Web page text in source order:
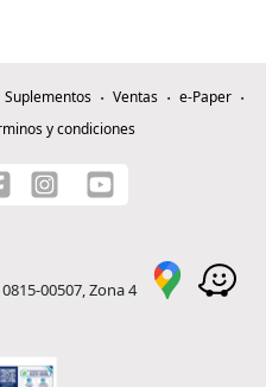
Suplementos Ventas
e-Paper
y condiciones
00507, Zona 4